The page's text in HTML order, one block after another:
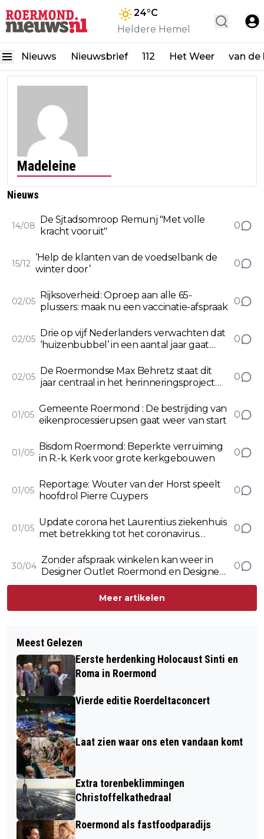
24°C
Heldere Hemel
Nieuws Nieuwsbrief 112 Het Weer van de
Madeleine
Nieuws
14/08
De Sjtadsomroop Remunj "Met volle
kracht vooruit"
0
15/12
‘Help de klanten van de voedselbank de
winter door’
0
02/05
Rijksoverheid: Oproep aan alle 65-
plussers: maak nu een vaccinatie-afspraak
0
02/05
Drie op vijf Nederlanders verwachten dat
‘huizenbubbel’ in een aantal jaar gaat
0
02/05
De Roermondse Max Behretz staat dit
jaar centraal in het herinneringsproject
0
01/05
Gemeente Roermond : De bestrijding van
eikenprocessierupsen gaat weer van start
0
01/05
Bisdom Roermond: Beperkte verruiming
in R.-k. Kerk voor grote kerkgebouwen
0
01/05
Reportage: Wouter van der Horst speelt
hoofdrol Pierre Cuypers
0
01/05
Update corona het Laurentius ziekenhuis
met betrekking tot het coronavirus
0
30/04
Zonder afspraak winkelen kan weer in
Designer Outlet Roermond en Designer
Outlet Roosendaal
0
Meer artikelen
Meest Gelezen
Eerste herdenking Holocaust Sinti en
Roma in Roermond
Vierde editie Roerdeltaconcert
Laat zien waar ons eten vandaan komt
Extra torenbeklimmingen
Christoffelkathedraal
Roermond als fastfoodparadijs